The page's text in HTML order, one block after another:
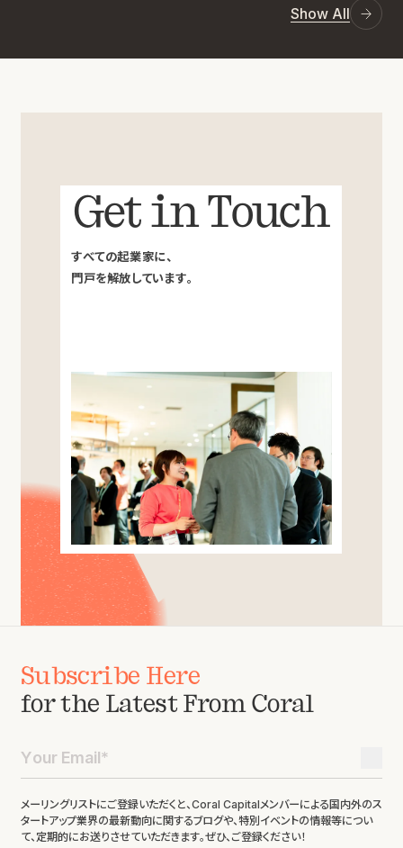
Show All
Get in Touch
すべての起業家に、
門戸を解放しています。
Subscribe Here
for the Latest From Coral
メーリングリストにご登録いただくと、Coral Capitalメンバーによる国内外のス
タートアップ業界の最新動向に関するブログや、特別イベントの情報等につい
て、定期的にお送りさせていただきます。ぜひ、ご登録ください！